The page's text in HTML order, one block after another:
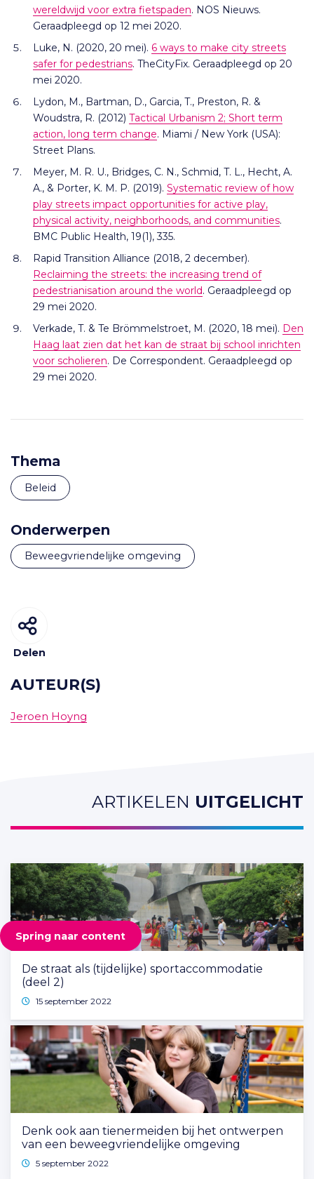
Spring naar content
wereldwijd voor extra fietspaden. NOS Nieuws.
Geraadpleegd op 12 mei 2020.
Luke, N. (2020, 20 mei). 6 ways to make city streets
safer for pedestrians. TheCityFix. Geraadpleegd op 20
mei 2020.
Lydon, M., Bartman, D., Garcia, T., Preston, R. &
Woudstra, R. (2012) Tactical Urbanism 2; Short term
action, long term change. Miami / New York (USA):
Street Plans.
Meyer, M. R. U., Bridges, C. N., Schmid, T. L., Hecht, A.
A., & Porter, K. M. P. (2019). Systematic review of how
play streets impact opportunities for active play,
physical activity, neighborhoods, and communities.
BMC Public Health, 19(1), 335.
Rapid Transition Alliance (2018, 2 december).
Reclaiming the streets: the increasing trend of
pedestrianisation around the world. Geraadpleegd op
29 mei 2020.
Verkade, T. & Te Brömmelstroet, M. (2020, 18 mei). Den
Haag laat zien dat het kan de straat bij school inrichten
voor scholieren. De Correspondent. Geraadpleegd op
29 mei 2020.
Thema
Beleid
Onderwerpen
beweegvriendelijke omgeving
Delen
AUTEUR(S)
Jeroen Hoyng
ARTIKELEN UITGELICHT
De straat als (tijdelijke) sportaccommodatie
(deel 2)
15 september 2022
Denk ook aan tienermeiden bij het ontwerpen
van een beweegvriendelijke omgeving
5 september 2022